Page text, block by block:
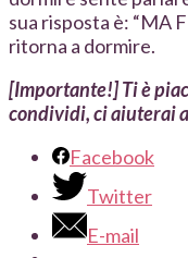
sua risposta è: “MA
ritorna a dormire.
[Importante!] Ti è
condividi, ci aiuterai
Facebook
Twitter
E-mail